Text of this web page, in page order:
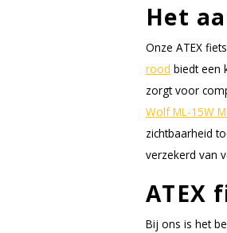
Het
Onze ATEX
rood biedt een
zorgt voor
Wolf ML-15W
zichtbaarheid
verzekerd van
ATEX
Bij ons is het